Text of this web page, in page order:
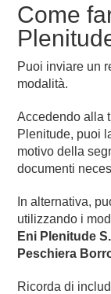
Come
Puoi inviare un
modalità.
Accedendo alla
Plenitude, puoi
motivo della
documenti
In alternativa,
utilizzando i
Eni Plenitude
Peschiera
Ricorda di